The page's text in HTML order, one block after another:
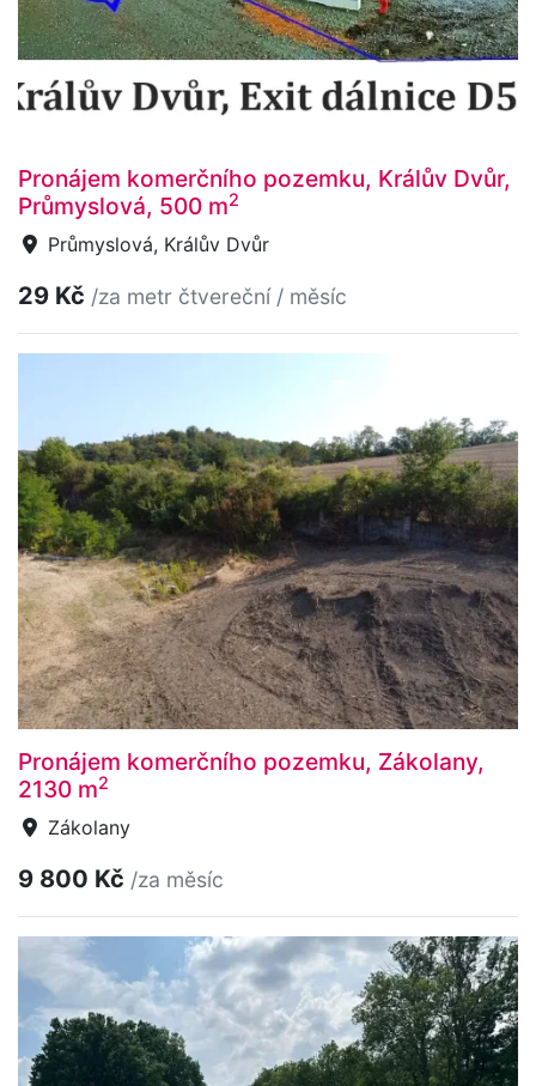
Pronájem komerčního pozemku, Králův Dvůr,
Průmyslová, 500 m2
Průmyslová, Králův Dvůr
29 Kč /za metr čtvereční / měsíc
Pronájem komerčního pozemku, Zákolany,
2130 m2
Zákolany
9 800 Kč /za měsíc